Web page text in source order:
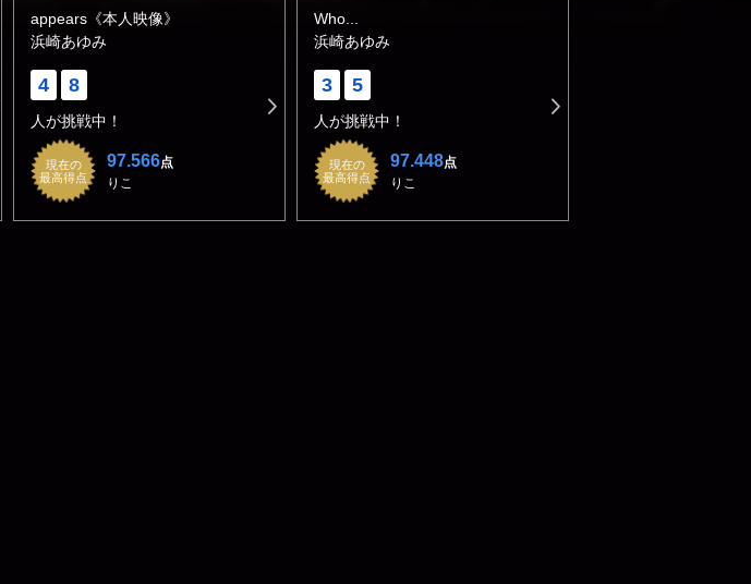
appears《本人映像》
浜崎あゆみ
4 8
人が挑戦中！
現在の
最高得点
97.566点
りこ
Who...
浜崎あゆみ
3 5
人が挑戦中！
現在の
最高得点
97.448点
りこ